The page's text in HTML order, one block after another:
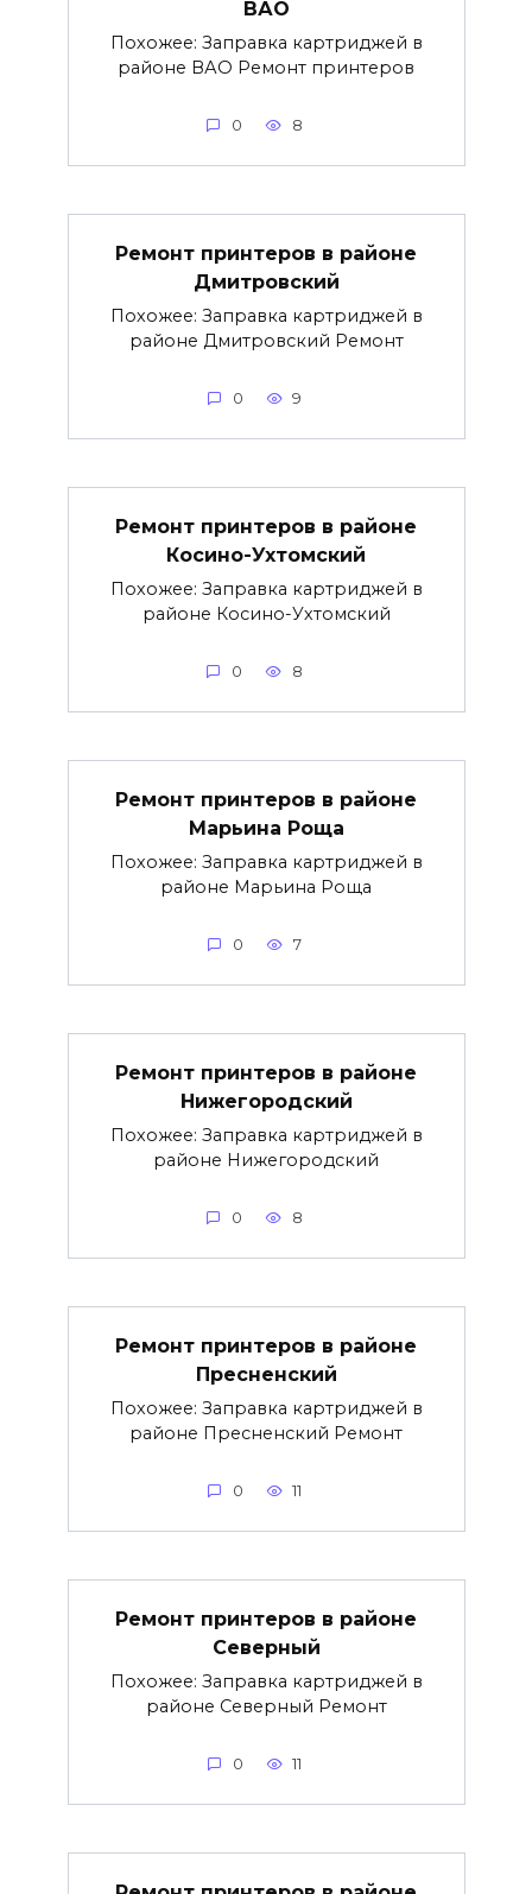
ВАО
Похожее: Заправка картриджей в
районе ВАО Ремонт принтеров
0 8
Ремонт принтеров в районе
Дмитровский
Похожее: Заправка картриджей в
районе Дмитровский Ремонт
0 9
Ремонт принтеров в районе
Косино-Ухтомский
Похожее: Заправка картриджей в
районе Косино-Ухтомский
0 8
Ремонт принтеров в районе
Марьина Роща
Похожее: Заправка картриджей в
районе Марьина Роща
0 7
Ремонт принтеров в районе
Нижегородский
Похожее: Заправка картриджей в
районе Нижегородский
0 8
Ремонт принтеров в районе
Пресненский
Похожее: Заправка картриджей в
районе Пресненский Ремонт
0 11
Ремонт принтеров в районе
Северный
Похожее: Заправка картриджей в
районе Северный Ремонт
0 11